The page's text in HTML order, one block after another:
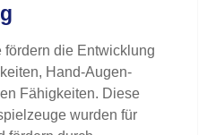
die Entwicklung
Hand-Augen-
Fähigkeiten. Diese
wurden für